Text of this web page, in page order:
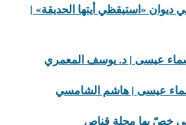
«استيقظي أيتها الحديقة» |
عيسى | د.يوسف المعمري
عيسى | هاشم الشامسي
خصّ بها مجلة قناص